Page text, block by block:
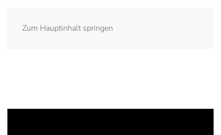
Zum Hauptinhalt springen